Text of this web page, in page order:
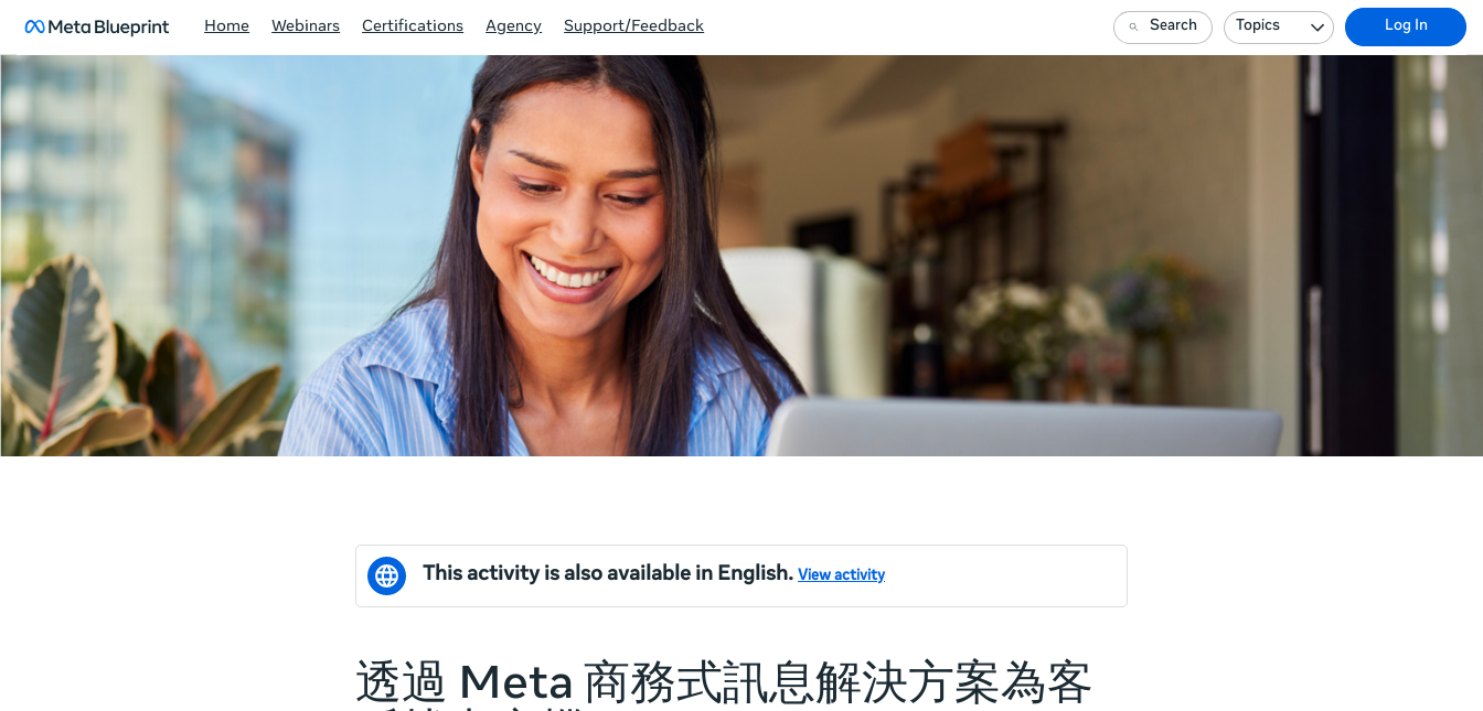
Home Webinars Certifications Agency Support/Feedback Search Topics Log In
This activity is also available in English. View activity
透過 Meta 商務式訊息解決方案為客